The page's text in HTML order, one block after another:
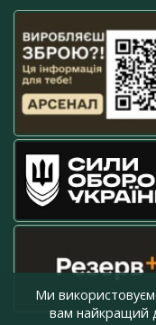
Ми
вам найкращий